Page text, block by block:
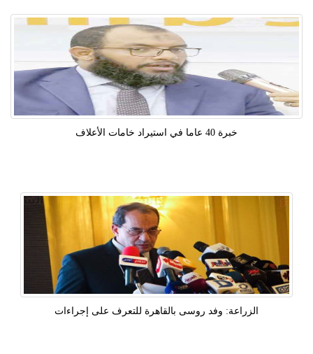
خبرة 40 عاما في استيراد خامات الأعلاف
الزراعة: وفد روسى بالقاهرة للتعرف على إجراءات